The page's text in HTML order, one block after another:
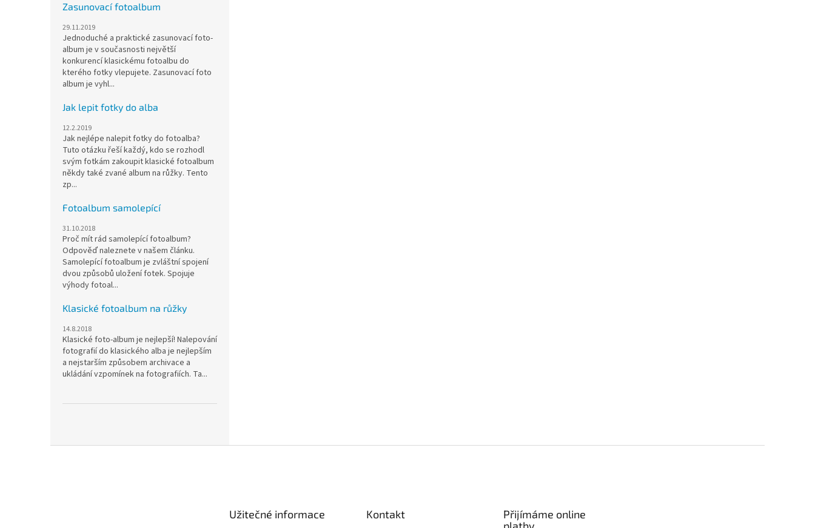
Zasunovací fotoalbum
29.11.2019
Jednoduché a praktické zasunovací foto-
album je v současnosti největší
konkurencí klasickému fotoalbu do
kterého fotky vlepujete. Zasunovací foto
album je vyhl...
Jak lepit fotky do alba
12.2.2019
Jak nejlépe nalepit fotky do fotoalba?
Tuto otázku řeší každý, kdo se rozhodl
svým fotkám zakoupit klasické fotoalbum
někdy také zvané album na růžky. Tento
zp...
Fotoalbum samolepící
31.10.2018
Proč mít rád samolepící fotoalbum?
Odpověď naleznete v našem článku.
Samolepící fotoalbum je zvláštní spojení
dvou způsobů uložení fotek. Spojuje
výhody fotoal...
Klasické fotoalbum na růžky
14.8.2018
Klasické foto-album je nejlepší! Nalepování
fotografií do klasického alba je nejlepším
a nejstarším způsobem archivace a
ukládání vzpomínek na fotografiích. Ta...
Užitečné informace Kontakt
Přijímáme online